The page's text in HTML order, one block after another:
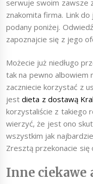
serwuje swoim zawsze
znakomita firma. Link
podany poniżej.
zapoznajcie się z jego
Możecie już niedługo
tak na pewno albowiem
zaczniecie korzystać z
jestdieta z dostawą
korzystaliście z takiego
wierzyć, że jest ono
wszystkim jak
Zresztą przekonacie się
Inne ciekawe